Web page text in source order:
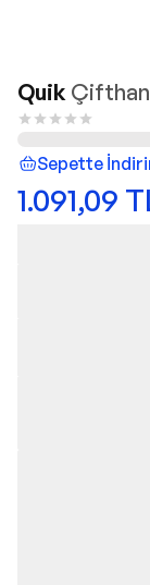
Quik
Sepette
1.091,09